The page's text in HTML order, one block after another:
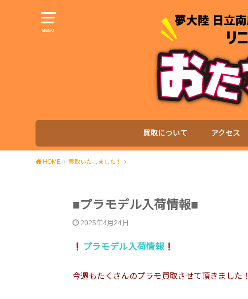
MENU
買取について アクセス
HOME 買取いたしました！
■プラモデル入荷情報■
2025年4月24日
プラモデル入荷情報
今週もたくさんのプラモ買取させて頂きました！